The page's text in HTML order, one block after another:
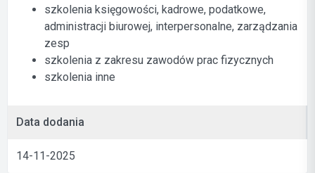
szkolenia księgowości, kadrowe, podatkowe,
administracji biurowej, interpersonalne, zarządzania
zesp
szkolenia z zakresu zawodów prac fizycznych
szkolenia inne
Data dodania
14-11-2025